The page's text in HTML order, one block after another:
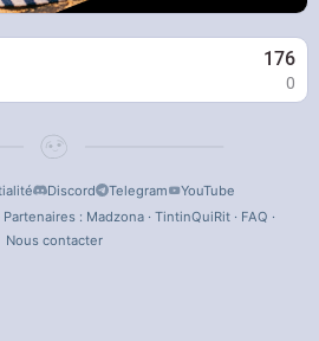
176
0
Discord Telegram
YouTube
: Madzona· TintinQuiRit· FAQ ·
Nous contacter